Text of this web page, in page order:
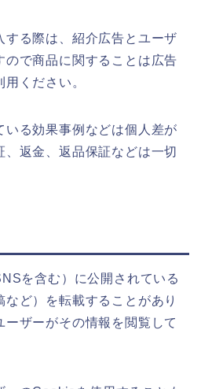
する際は、紹介広告とユーザ
ので商品に関することは広告
ください。
いる効果事例などは個人差が
返金、返品保証などは一切
を含む）に公開されている
ど）を転載することがあり
ーザーがその情報を閲覧して